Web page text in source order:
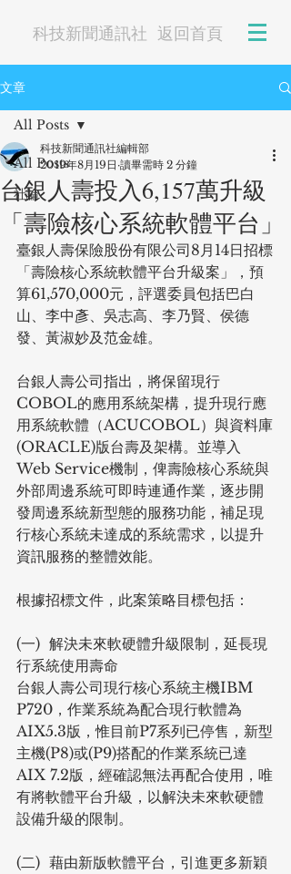
科技新聞通訊社 返回首頁
文章
All Posts
社論
All Posts
台銀人壽投入6,157萬升級
「壽險核心系統軟體平台」
科技新聞通訊社編輯部
2019年8月19日 讀畢需時 2 分鐘
臺銀人壽保險股份有限公司8月14日招標
「壽險核心系統軟體平台升級案」，預
算61,570,000元，評選委員包括巴白
山、李中彥、吳志高、李乃賢、侯德
發、黃淑妙及范金雄。
台銀人壽公司指出，將保留現行
COBOL的應用系統架構，提升現行應
用系統軟體（ACUCOBOL）與資料庫
(ORACLE)版台壽及架構。並導入
Web Service機制，俾壽險核心系統與
外部周邊系統可即時連通作業，逐步開
發周邊系統新型態的服務功能，補足現
行核心系統未達成的系統需求，以提升
資訊服務的整體效能。
根據招標文件，此案策略目標包括：
(一)  解決未來軟硬體升級限制，延長現
行系統使用壽命
台銀人壽公司現行核心系統主機IBM
P720，作業系統為配合現行軟體為
AIX5.3版，惟目前P7系列已停售，新型
主機(P8)或(P9)搭配的作業系統已達
AIX 7.2版，經確認無法再配合使用，唯
有將軟體平台升級，以解決未來軟硬體
設備升級的限制。
(二)  藉由新版軟體平台，引進更多新穎